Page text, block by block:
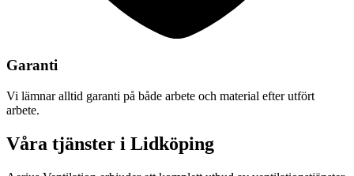
Garanti
Vi lämnar alltid garanti på både arbete och material efter utfört
arbete.
Våra tjänster i Lidköping